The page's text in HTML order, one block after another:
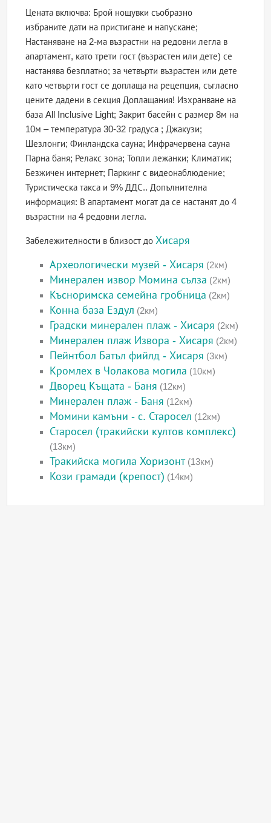
Цената включва: Брой нощувки съобразно
избраните дати на пристигане и напускане;
Настаняване на 2-ма възрастни на редовни легла в
апартамент, като трети гост (възрастен или дете) се
настанява безплатно; за четвърти възрастен или дете
като четвърти гост се доплаща на рецепция, съгласно
цените дадени в секция Доплащания! Изхранване на
база All Inclusive Light; Закрит басейн с размер 8м на
10м – температура 30-32 градуса ; Джакузи;
Шезлонги; Финландска сауна; Инфрачервена сауна
Парна баня; Релакс зона; Топли лежанки; Климатик;
Безжичен интернет; Паркинг с видеонаблюдение;
Туристическа такса и 9% ДДС.. Допълнителна
информация: В апартамент могат да се настанят до 4
възрастни на 4 редовни легла.
Забележителности в близост до Хисаря
Археологически музей - Хисаря (2км)
Минерален извор Момина сълза (2км)
Късноримска семейна гробница (2км)
Конна база Ездул (2км)
Градски минерален плаж - Хисаря (2км)
Минерален плаж Извора - Хисаря (2км)
Пейнтбол Батъл фийлд - Хисаря (3км)
Кромлех в Чолакова могила (10км)
Дворец Къщата - Баня (12км)
Минерален плаж - Баня (12км)
Момини камъни - с. Старосел (12км)
Старосел (тракийски култов комплекс)
(13км)
Тракийска могила Хоризонт(13км)
Кози грамади (крепост) (14км)